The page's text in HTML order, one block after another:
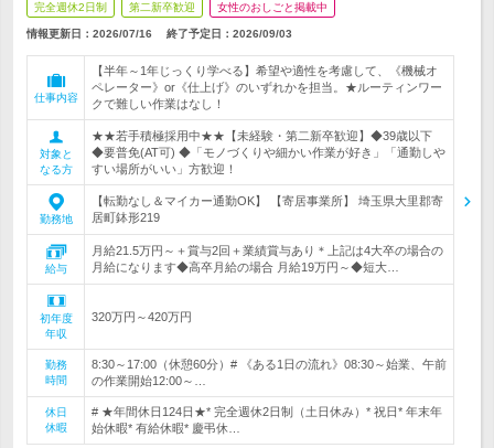
完全週休2日制 第二新卒歓迎 女性のおしごと掲載中
情報更新日：2026/07/16 終了予定日： 2026/09/03
仕事内容
【半年～1年じっくり学べる】希望や適性を考慮して、《機械オ
ペレーター》or《仕上げ》のいずれかを担当。★ルーティンワー
クで難しい作業はなし！
対象と
なる方
★★若手積極採用中★★【未経験・第二新卒歓迎】◆39歳以下
◆要普免(AT可) ◆「モノづくりや細かい作業が好き」「通勤しや
すい場所がいい」方歓迎！
勤務地
【転勤なし＆マイカー通勤OK】 【寄居事業所】 埼玉県大里郡寄
居町鉢形219
給与
月給21.5万円～＋賞与2回＋業績賞与あり＊上記は4大卒の場合の
月給になります◆高卒月給の場合 月給19万円～◆短大…
初年度
年収
320万円～420万円
勤務
時間
8:30～17:00（休憩60分）# 《ある1日の流れ》08:30～始業、午前
の作業開始12:00～…
休日
休暇
# ★年間休日124日★* 完全週休2日制（土日休み）* 祝日* 年末年
始休暇* 有給休暇* 慶弔休…